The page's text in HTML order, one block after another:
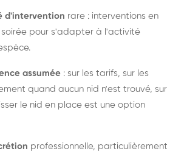
d'intervention rare : interventions en
soirée pour s'adapter à l'activité
assumée : sur les tarifs, sur les
quand aucun nid n'est trouvé, sur
le nid en place est une option
professionnelle, particulièrement